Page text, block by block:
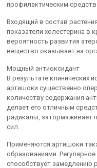
профилактическим
Входящий в состав
показатели холестерина в
вероятность развития
вещество оказывает на
Мощный антиоксидант
В результате клинических
артишоки существенно
количеству содержания
делает его отличным
радикалы, затормаживает
сил.
Применяются артишоки
образованиями.
способствует замедлению